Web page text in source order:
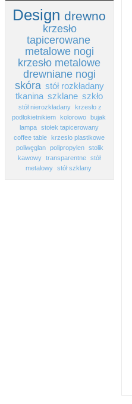
Design drewno
krzesło
tapicerowane
metalowe nogi
krzesło metalowe
drewniane nogi
skóra stół rozkładany
tkanina szklane szkło
stół nierozkładany krzesło z
podłokietnikiem kolorowo bujak
lampa
stołek tapicerowany
coffee table
krzesło plastikowe
poliwęglan
polipropylen
stolik
kawowy
transparentne
stół
metalowy
stół szklany